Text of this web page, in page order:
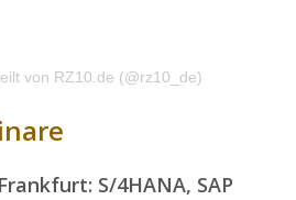
von RZ10.de (@rz10_de)
S/4HANA, SAP